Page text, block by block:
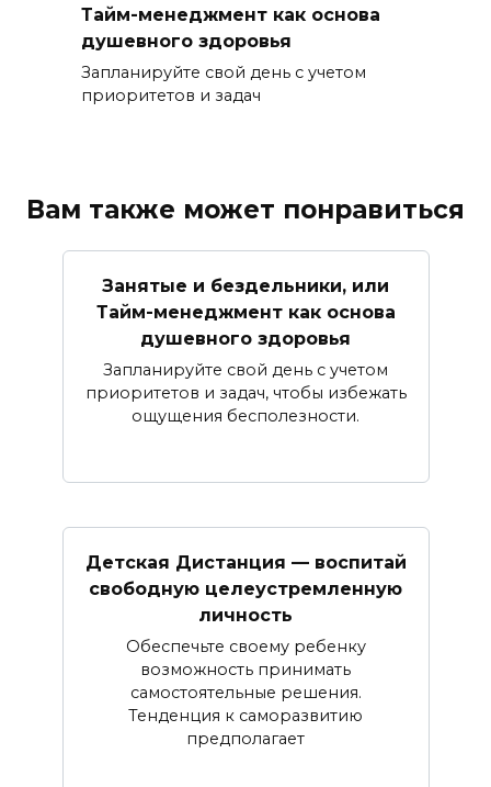
Тайм-менеджмент как основа
душевного здоровья
Запланируйте свой день с учетом
приоритетов и задач
Вам также может понравиться
Занятые и бездельники, или
Тайм-менеджмент как основа
душевного здоровья
Запланируйте свой день с учетом
приоритетов и задач, чтобы избежать
ощущения бесполезности.
Детская Дистанция — воспитай
свободную целеустремленную
личность
Обеспечьте своему ребенку
возможность принимать
самостоятельные решения.
Тенденция к саморазвитию
предполагает